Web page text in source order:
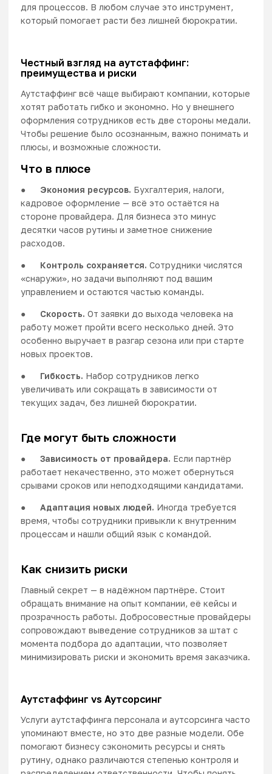
для процессов. В любом случае это инструмент,
который помогает расти без лишней бюрократии.
Честный взгляд на аутстаффинг:
преимущества и риски
Аутстаффинг всё чаще выбирают компании, которые
хотят работать гибко и экономно. Но у внешнего
оформления сотрудников есть две стороны медали.
Чтобы решение было осознанным, важно понимать и
плюсы, и возможные сложности.
Что в плюсе
● Экономия ресурсов. Бухгалтерия, налоги,
кадровое оформление — всё это остаётся на
стороне провайдера. Для бизнеса это минус
десятки часов рутины и заметное снижение
расходов.
● Контроль сохраняется. Сотрудники числятся
«снаружи», но задачи выполняют под вашим
управлением и остаются частью команды.
● Скорость. От заявки до выхода человека на
работу может пройти всего несколько дней. Это
особенно выручает в разгар сезона или при старте
новых проектов.
● Гибкость. Набор сотрудников легко
увеличивать или сокращать в зависимости от
текущих задач, без лишней бюрократии.
Где могут быть сложности
● Зависимость от провайдера. Если партнёр
работает некачественно, это может обернуться
срывами сроков или неподходящими кандидатами.
● Адаптация новых людей. Иногда требуется
время, чтобы сотрудники привыкли к внутренним
процессам и нашли общий язык с командой.
Как снизить риски
Главный секрет — в надёжном партнёре. Стоит
обращать внимание на опыт компании, её кейсы и
прозрачность работы. Добросовестные провайдеры
сопровождают выведение сотрудников за штат с
момента подбора до адаптации, что позволяет
минимизировать риски и экономить время заказчика.
Аутстаффинг vs Аутсорсинг
Услуги аутстаффинга персонала и аутсорсинга часто
упоминают вместе, но это две разные модели. Обе
помогают бизнесу сэкономить ресурсы и снять
рутину, однако различаются степенью контроля и